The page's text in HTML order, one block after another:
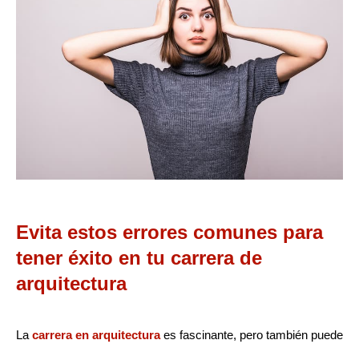
Evita estos errores comunes para
tener éxito en tu carrera de
arquitectura
La carrera en arquitecturaes fascinante, pero también puede